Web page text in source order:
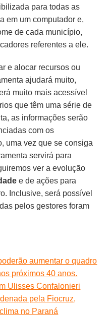
para todas as
em um computador e,
de cada município,
referentes a ele.
e alocar recursos ou
ajudará muito,
muito mais acessível
que têm uma série de
as informações serão
com os
uma vez que se consiga
servirá para
ver a evolução
e de ações para
Inclusive, será possível
pelos gestores foram
aumentar o quadro
próximos 40 anos.
Ulisses Confalonieri
pela Fiocruz,
no Paraná